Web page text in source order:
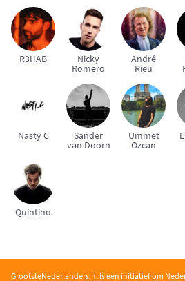
R3HAB Nicky
Romero
André
Rieu
Nasty C Sander
van Doorn
Ummet
Ozcan
Quintino
GrootsteNederlanders.nl is een initiatief om